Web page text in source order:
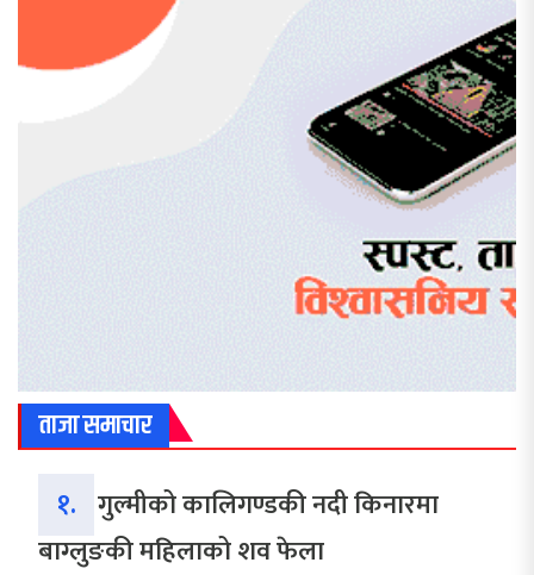
ताजा समाचार
१. गुल्मीको कालिगण्डकी नदी किनारमा
बाग्लुङकी महिलाको शव फेला